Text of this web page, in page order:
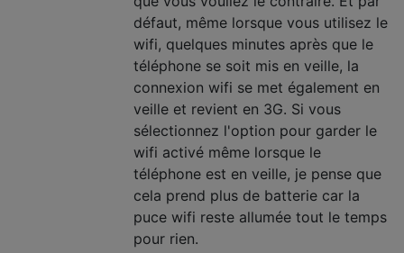
défaut, même lorsque vous utilisez le
wifi, quelques minutes après que le
téléphone se soit mis en veille, la
connexion wifi se met également en
veille et revient en 3G. Si vous
sélectionnez l'option pour garder le
wifi activé même lorsque le
téléphone est en veille, je pense que
cela prend plus de batterie car la
puce wifi reste allumée tout le temps
pour rien.